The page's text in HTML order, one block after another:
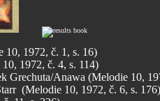
10, 1972, č. 1, s. 16)
1972, č. 4, s. 114)
Grechuta/Anawa (Melodie 10,
(Melodie 10, 1972, č. 6, s. 176)